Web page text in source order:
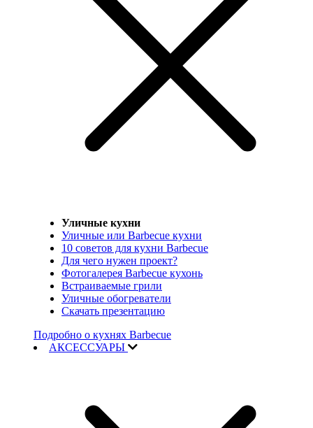
Уличные кухни
Уличные или Barbecue кухни
10 советов для кухни Barbecue
Для чего нужен проект?
Фотогалерея Barbecue кухонь
Встраиваемые грили
Уличные обогреватели
Скачать презентацию
Подробно о кухнях Barbecue
АКСЕССУАРЫ